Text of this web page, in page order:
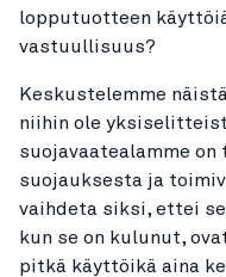
lopputuotteen
vastuullisuus?
Keskustelemme
niihin ole
suojavaatealamme on
suojauksesta ja
vaihdeta siksi, ettei se
kun se on kulunut,
pitkä käyttöikä aina